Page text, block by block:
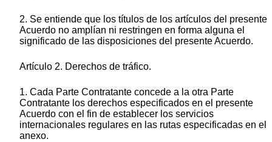
2. Se entiende que los títulos de los artículos del presente
Acuerdo no amplían ni restringen en forma alguna el
significado de las disposiciones del presente Acuerdo.
Artículo 2. Derechos de tráfico.
1. Cada Parte Contratante concede a la otra Parte
Contratante los derechos especificados en el presente
Acuerdo con el fin de establecer los servicios
internacionales regulares en las rutas especificadas en el
anexo.